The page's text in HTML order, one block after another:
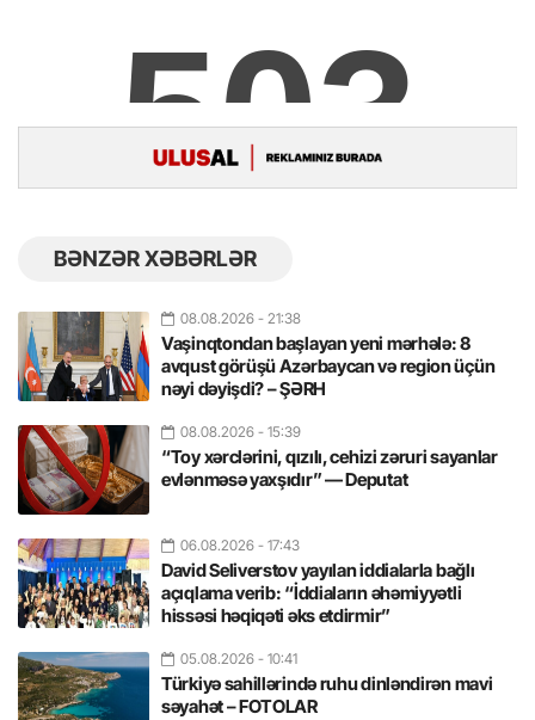
BƏNZƏR XƏBƏRLƏR
08.08.2026 - 21:38
Vaşinqtondan başlayan yeni mərhələ: 8
avqust görüşü Azərbaycan və region üçün
nəyi dəyişdi? – ŞƏRH
08.08.2026 - 15:39
“Toy xərclərini, qızılı, cehizi zəruri sayanlar
evlənməsə yaxşıdır” — Deputat
06.08.2026 - 17:43
David Seliverstov yayılan iddialarla bağlı
açıqlama verib: “İddiaların əhəmiyyətli
hissəsi həqiqəti əks etdirmir”
05.08.2026 - 10:41
Türkiyə sahillərində ruhu dinləndirən mavi
səyahət – FOTOLAR